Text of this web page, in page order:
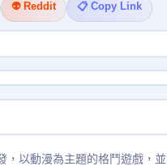
👽 Reddit 📋 Copy Link
以動漫為主題的格鬥遊戲，